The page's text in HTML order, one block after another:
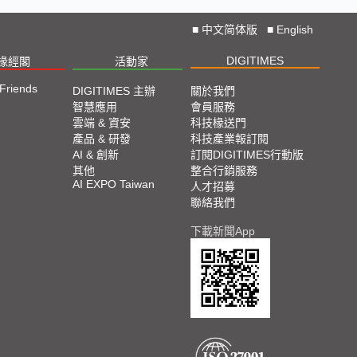
■ 中文简体版 ■ English
經閣 活動家 DIGITIMES
DIGITIMES 主辦
智慧應用
雲端 & 資安
產品 & 研發
AI & 創新
其他
AI EXPO Taiwan
關於我們
會員服務
科技椽送門
科技產業報訂閱
訂閱DIGITIMES行動版
整合行銷服務
人才招募
聯絡我們
下載新聞App